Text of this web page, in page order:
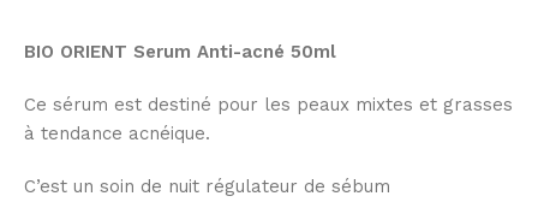
BIO ORIENT Serum Anti-acné 50ml
Ce sérum est destiné pour les peaux mixtes et grasses
à tendance acnéique.
C’est un soin de nuit régulateur de sébum